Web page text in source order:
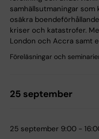
samhällsutmaningar
osäkra
kriser och katastrofer.
London och Accra samt
Föreläsningar och
25 september
25 september 9:00 -